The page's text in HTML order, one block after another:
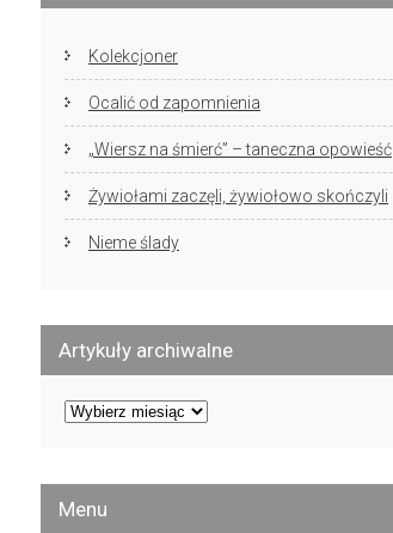
Kolekcjoner
Ocalić od zapomnienia
„Wiersz na śmierć” – taneczna opowieść
Żywiołami zaczęli, żywiołowo skończyli
Nieme ślady
Artykuły archiwalne
Artykuły
Menu